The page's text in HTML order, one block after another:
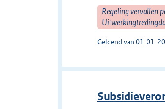
Regeling vervallen
Geldend van 01-01-